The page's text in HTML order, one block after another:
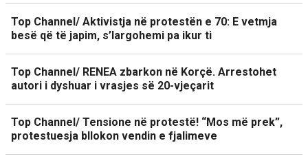
Top Channel/ Aktivistja në protestën e 70: E vetmja
besë që të japim, s’largohemi pa ikur ti
Top Channel/ RENEA zbarkon në Korçë. Arrestohet
autori i dyshuar i vrasjes së 20-vjeçarit
Top Channel/ Tensione në protestë! “Mos më prek”,
protestuesja bllokon vendin e fjalimeve